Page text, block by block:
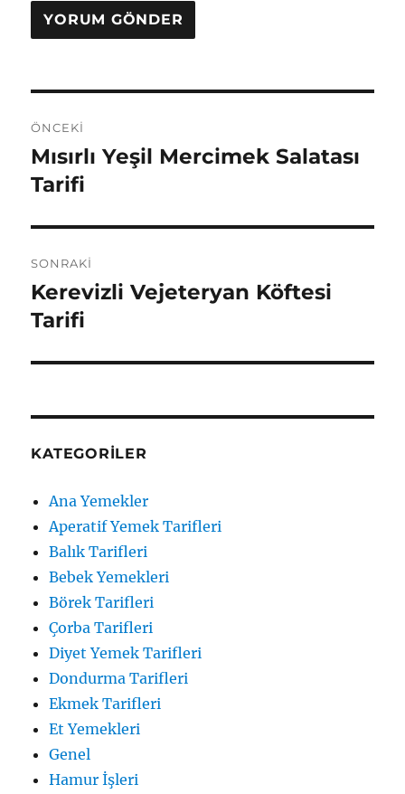
gezinmesi
ÖNCEKI
Önceki
yazı:
Mısırlı Yeşil Mercimek Salatası
Tarifi
SONRAKI
Sonraki
yazı:
Kerevizli Vejeteryan Köftesi
Tarifi
KATEGORILER
Ana Yemekler
Aperatif Yemek Tarifleri
Balık Tarifleri
Bebek Yemekleri
Börek Tarifleri
Çorba Tarifleri
Diyet Yemek Tarifleri
Dondurma Tarifleri
Ekmek Tarifleri
Et Yemekleri
Genel
Hamur İşleri